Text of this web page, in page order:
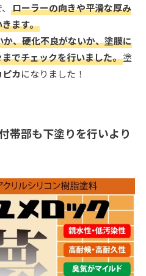
ローラーの向きや平滑な厚み
ます。
か、硬化不良がないか、塗膜に
でチェックを行いました。塗
ピカになりました！
帯部も下塗りを行いより